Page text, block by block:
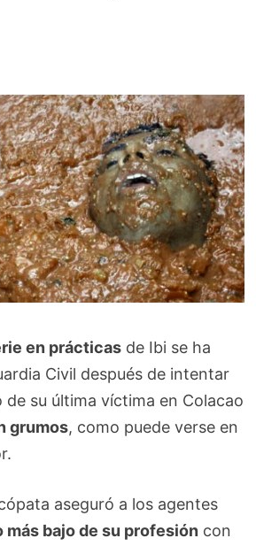
en prácticas de Ibi se ha
Civil después de intentar
de su última víctima en Colacao
grumos, como puede verse en
aseguró a los agentes
más bajo de su profesión con